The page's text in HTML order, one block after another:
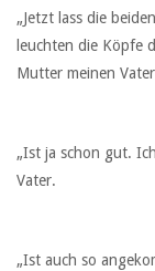
„Jetzt lass die
leuchten die Köpfe
Mutter meinen
„Ist ja schon gut.
Vater.
„Ist auch so